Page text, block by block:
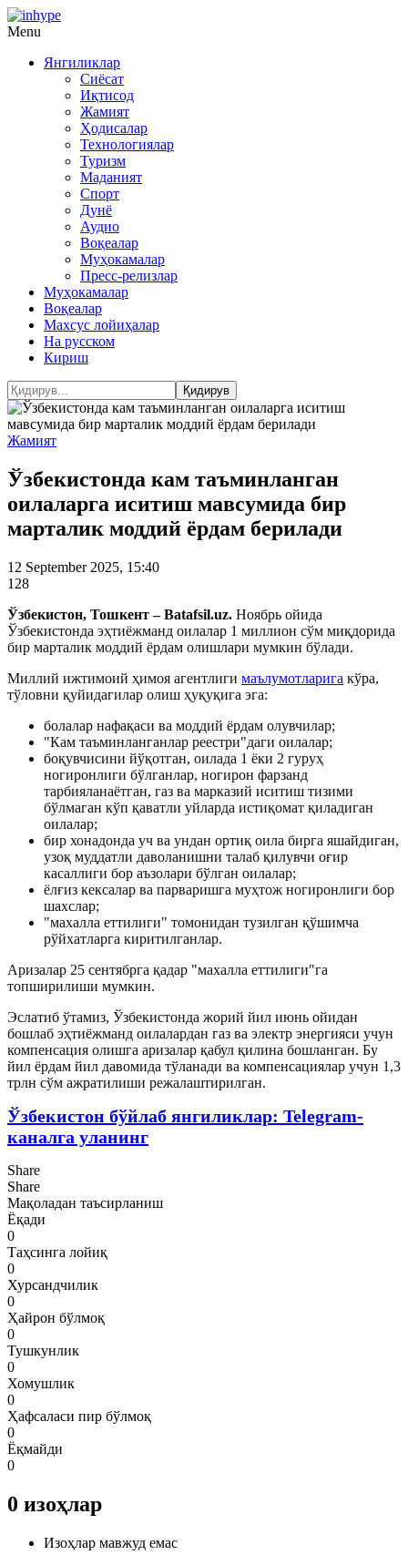
Menu
Янгиликлар
Сиёсат
Иқтисод
Жамият
Ҳодисалар
Технологиялар
Туризм
Маданият
Спорт
Дунё
Аудио
Воқеалар
Муҳокамалар
Пресс-релизлар
Муҳокамалар
Воқеалар
Махсус лойиҳалар
На русском
Кириш
Жамият
Ўзбекистонда кам таъминланган
оилаларга иситиш мавсумида бир
марталик моддий ёрдам берилади
12 September 2025, 15:40
128
Ўзбекистон, Тошкент – Batafsil.uz. Ноябрь ойида
Ўзбекистонда эҳтиёжманд оилалар 1 миллион сўм миқдорида
бир марталик моддий ёрдам олишлари мумкин бўлади.
Миллий ижтимоий ҳимоя агентлиги маълумотларига кўра,
тўловни қуйидагилар олиш ҳуқуқига эга:
болалар нафақаси ва моддий ёрдам олувчилар;
"Кам таъминланганлар реестри"даги оилалар;
боқувчисини йўқотган, оилада 1 ёки 2 гуруҳ
ногиронлиги бўлганлар, ногирон фарзанд
тарбияланаётган, газ ва марказий иситиш тизими
бўлмаган кўп қаватли уйларда истиқомат қиладиган
оилалар;
бир хонадонда уч ва ундан ортиқ оила бирга яшайдиган,
узоқ муддатли даволанишни талаб қилувчи оғир
касаллиги бор аъзолари бўлган оилалар;
ёлғиз кексалар ва парваришга муҳтож ногиронлиги бор
шахслар;
"махалла еттилиги" томонидан тузилган қўшимча
рўйхатларга киритилганлар.
Аризалар 25 сентябрга қадар "махалла еттилиги"га
топширилиши мумкин.
Эслатиб ўтамиз, Ўзбекистонда жорий йил июнь ойидан
бошлаб эҳтиёжманд оилалардан газ ва электр энергияси учун
компенсация олишга аризалар қабул қилина бошланган. Бу
йил ёрдам йил давомида тўланади ва компенсациялар учун 1,3
трлн сўм ажратилиши режалаштирилган.
Ўзбекистон бўйлаб янгиликлар: Telegram-
каналга уланинг
Share
Share
Мақоладан таъсирланиш
Ёқади
0
Таҳсинга лойиқ
0
Хурсандчилик
0
Ҳайрон бўлмоқ
0
Тушкунлик
0
Хомушлик
0
Ҳафсаласи пир бўлмоқ
0
Ёқмайди
0
0 изоҳлар
Изоҳлар мавжуд емас